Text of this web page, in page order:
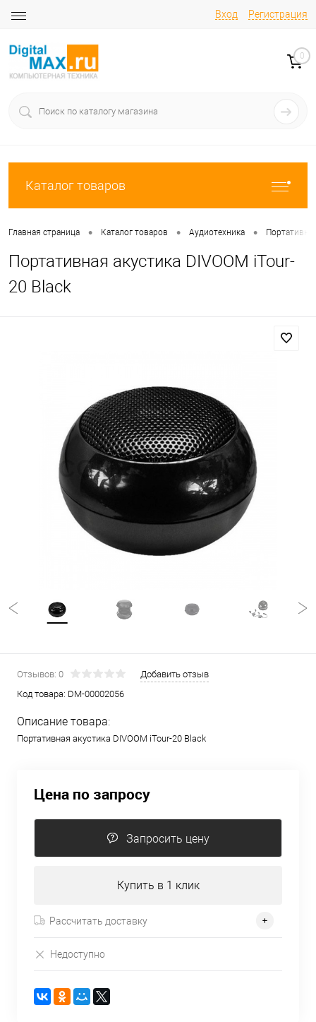
Вход Регистрация
0
Каталог товаров
Главная страница • Каталог товаров • Аудиотехника •
Портативная акустика DIVOOM iTour-
20 Black
Отзывов: 0
Добавить отзыв
Код товара: DM-00002056
Описание товара:
Портативная акустика DIVOOM iTour-20 Black
Цена по запросу
Запросить цену
Купить в 1 клик
Рассчитать доставку
Недоступно